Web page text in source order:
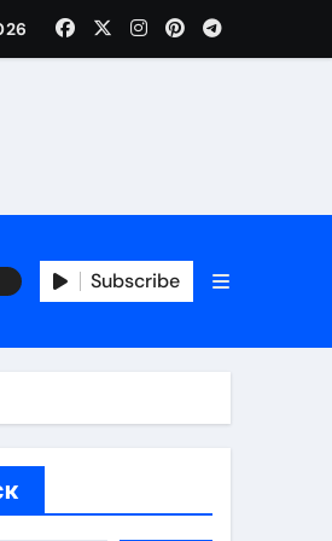
мест отдыха
Subscribe